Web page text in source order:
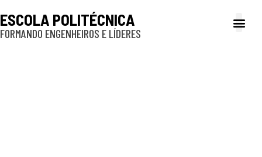
ESCOLA POLITÉCNICA
FORMANDO ENGENHEIROS E LÍDERES